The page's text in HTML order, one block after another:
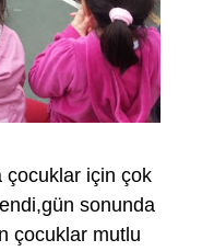
çocuklar için çok
sonunda
çocuklar mutlu